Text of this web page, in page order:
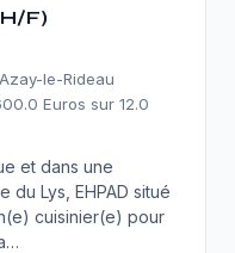
F)
le-Rideau
Euros sur 12.0
et dans une
du Lys, EHPAD situé
cuisinier(e) pour